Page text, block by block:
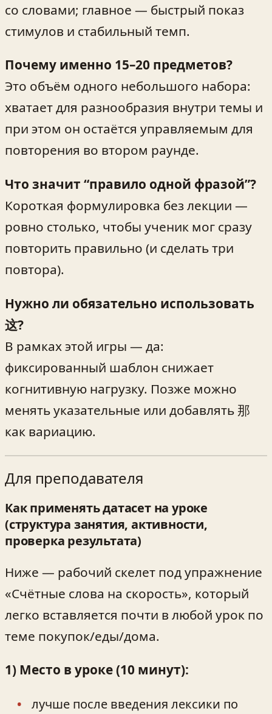
со словами; главное — быстрый показ
стимулов и стабильный темп.
Почему именно 15–20 предметов?
Это объём одного небольшого набора:
хватает для разнообразия внутри темы и
при этом он остаётся управляемым для
повторения во втором раунде.
Что значит “правило одной фразой”?
Короткая формулировка без лекции —
ровно столько, чтобы ученик мог сразу
повторить правильно (и сделать три
повтора).
Нужно ли обязательно использовать
这?
В рамках этой игры — да:
фиксированный шаблон снижает
когнитивную нагрузку. Позже можно
менять указательные или добавлять 那
как вариацию.
Для преподавателя
Как применять датасет на уроке
(структура занятия, активности,
проверка результата)
Ниже — рабочий скелет под упражнение
«Счётные слова на скорость», который
легко вставляется почти в любой урок по
теме покупок/еды/дома.
1) Место в уроке (10 минут):
лучше после введения лексики по